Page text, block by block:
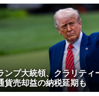
ンプ大統領、クラリティ
貨売却益の納税延期も